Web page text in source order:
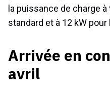
la puissance de charge
standard et à 12 kW
Arrivée en
avril